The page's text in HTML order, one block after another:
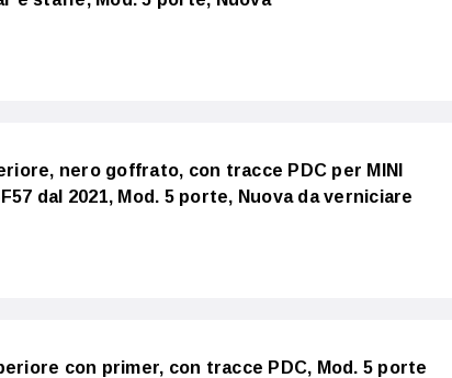
nero goffrato, con tracce PDC per MINI
dal 2021, Mod. 5 porte, Nuova da verniciare
con primer, con tracce PDC, Mod. 5 porte